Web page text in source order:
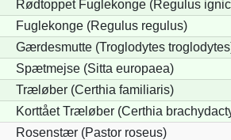
Rødtoppet Fuglekonge (Regulus
Fuglekonge (Regulus regulus)
Gærdesmutte (Troglodytes
Spætmejse (Sitta europaea)
Træløber (Certhia familiaris)
Korttået Træløber (Certhia
Rosenstær (Pastor roseus)